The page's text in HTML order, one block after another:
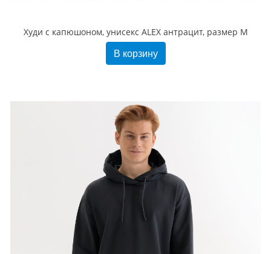
Худи с капюшоном, унисекс ALEX антрацит, размер M
В корзину